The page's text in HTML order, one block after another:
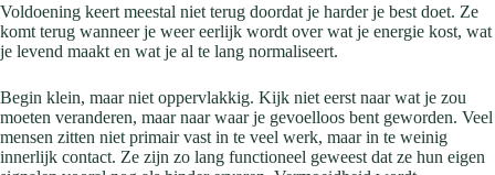
Voldoening keert meestal niet terug doordat je harder je best doet. Ze
komt terug wanneer je weer eerlijk wordt over wat je energie kost, wat
je levend maakt en wat je al te lang normaliseert.
Begin klein, maar niet oppervlakkig. Kijk niet eerst naar wat je zou
moeten veranderen, maar naar waar je gevoelloos bent geworden. Veel
mensen zitten niet primair vast in te veel werk, maar in te weinig
innerlijk contact. Ze zijn zo lang functioneel geweest dat ze hun eigen